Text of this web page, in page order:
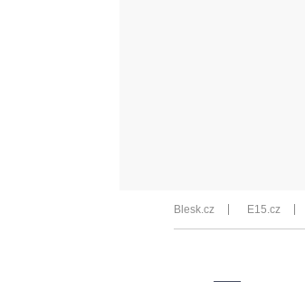
Blesk.cz E15.cz